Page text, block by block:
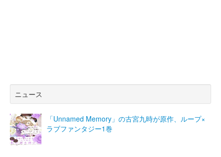
ニュース
「Unnamed Memory」の古宮九時が原作、ループ×
ラブファンタジー1巻